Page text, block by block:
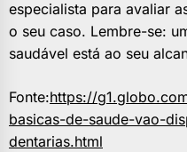
especialista para avaliar
o seu caso. Lembre-se:
saudável está ao seu
Fonte:https://
basicas-de-saude-vao-
dentarias.html